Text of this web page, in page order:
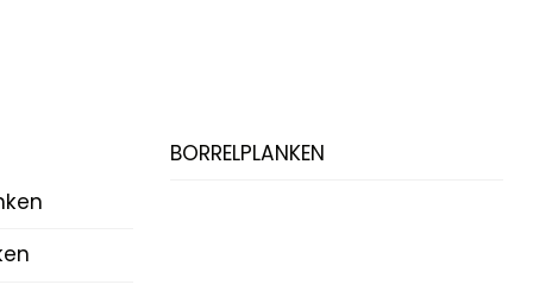
BORRELPLANKEN